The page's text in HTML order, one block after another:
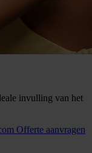
invulling van het
Offerte aanvragen